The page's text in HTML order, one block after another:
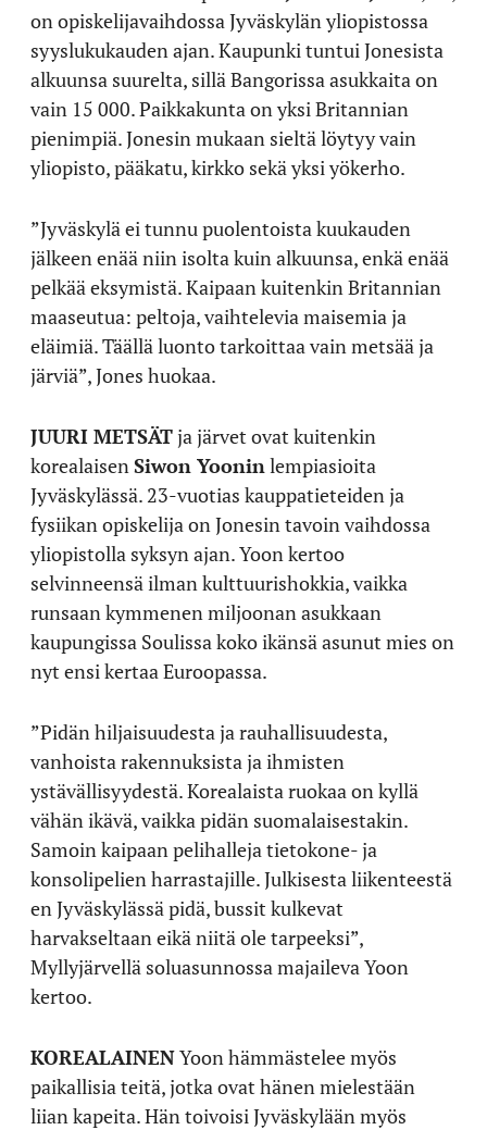
on opiskelijavaihdossa Jyväskylän yliopistossa
syyslukukauden ajan. Kaupunki tuntui Jonesista
alkuunsa suurelta, sillä Bangorissa asukkaita on
vain 15 000. Paikkakunta on yksi Britannian
pienimpiä. Jonesin mukaan sieltä löytyy vain
yliopisto, pääkatu, kirkko sekä yksi yökerho.
”Jyväskylä ei tunnu puolentoista kuukauden
jälkeen enää niin isolta kuin alkuunsa, enkä enää
pelkää eksymistä. Kaipaan kuitenkin Britannian
maaseutua: peltoja, vaihtelevia maisemia ja
eläimiä. Täällä luonto tarkoittaa vain metsää ja
järviä”, Jones huokaa.
JUURI METSÄTja järvet ovat kuitenkin
korealaisen Siwon Yoonin lempiasioita
Jyväskylässä. 23-vuotias kauppatieteiden ja
fysiikan opiskelija on Jonesin tavoin vaihdossa
yliopistolla syksyn ajan. Yoon kertoo
selvinneensä ilman kulttuurishokkia, vaikka
runsaan kymmenen miljoonan asukkaan
kaupungissa Soulissa koko ikänsä asunut mies on
nyt ensi kertaa Euroopassa.
”Pidän hiljaisuudesta ja rauhallisuudesta,
vanhoista rakennuksista ja ihmisten
ystävällisyydestä. Korealaista ruokaa on kyllä
vähän ikävä, vaikka pidän suomalaisestakin.
Samoin kaipaan pelihalleja tietokone- ja
konsolipelien harrastajille. Julkisesta liikenteestä
en Jyväskylässä pidä, bussit kulkevat
harvakseltaan eikä niitä ole tarpeeksi”,
Myllyjärvellä soluasunnossa majaileva Yoon
kertoo.
KOREALAINENYoon hämmästelee myös
paikallisia teitä, jotka ovat hänen mielestään
liian kapeita. Hän toivoisi Jyväskylään myös